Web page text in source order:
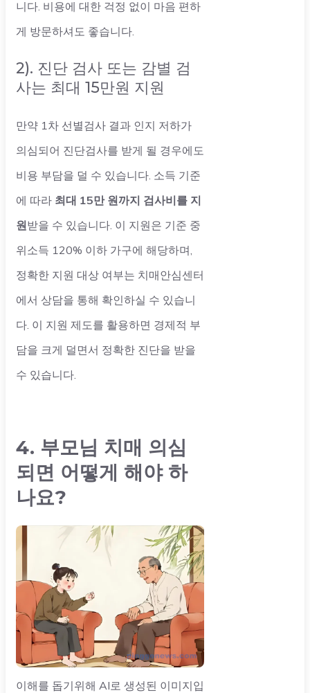
니다. 비용에 대한 걱정 없이 마음 편하
게 방문하셔도 좋습니다.
2). 진단 검사 또는 감별 검
사는 최대 15만원 지원
만약 1차 선별검사 결과 인지 저하가
의심되어 진단검사를 받게 될 경우에도
비용 부담을 덜 수 있습니다. 소득 기준
에 따라 최대 15만 원까지 검사비를 지
원받을 수 있습니다. 이 지원은 기준 중
위소득 120% 이하 가구에 해당하며,
정확한 지원 대상 여부는 치매안심센터
에서 상담을 통해 확인하실 수 있습니
다. 이 지원 제도를 활용하면 경제적 부
담을 크게 덜면서 정확한 진단을 받을
수 있습니다.
4. 부모님 치매 의심
되면 어떻게 해야 하
나요?
이해를 돕기위해 AI로 생성된 이미지입